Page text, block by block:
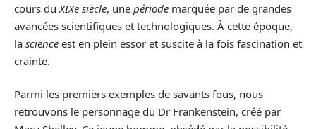
cours du XIXe siècle, une période marquée par de grandes
avancées scientifiques et technologiques. À cette époque,
la science est en plein essor et suscite à la fois fascination et
crainte.
Parmi les premiers exemples de savants fous, nous
retrouvons le personnage du Dr Frankenstein, créé par